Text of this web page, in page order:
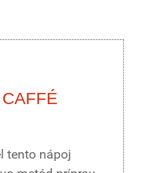
tento nápoj